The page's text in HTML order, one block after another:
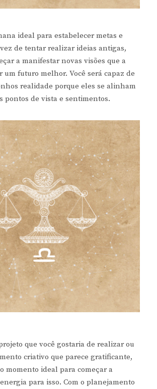
ideal para estabelecer metas e
de tentar realizar ideias antigas,
a manifestar novas visões que a
um futuro melhor. Você será capaz de
realidade porque eles se alinham
pontos de vista e sentimentos.
que você gostaria de realizar ou
criativo que parece gratificante,
momento ideal para começar a
para isso. Com o planejamento